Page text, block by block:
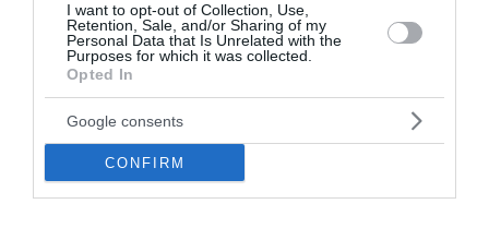
I want to opt-out of Collection, Use,
Retention, Sale, and/or Sharing of my
Personal Data that Is Unrelated with the
Purposes for which it was collected.
Opted In
Google consents
CONFIRM
Συνελήφθη Τουρκάλα ηθοποιός επειδή
αποκάλυψε ότι το κολιέ που φοράει είναι...
δονητής
Αντιμέτωπη με τη Δικαιοσύνη στην Τουρκία βρέθηκε η